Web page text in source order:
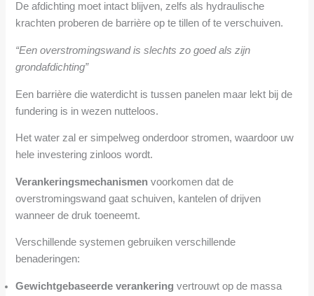
De afdichting moet intact blijven, zelfs als hydraulische
krachten proberen de barrière op te tillen of te verschuiven.
“Een overstromingswand is slechts zo goed als zijn
grondafdichting”
Een barrière die waterdicht is tussen panelen maar lekt bij de
fundering is in wezen nutteloos.
Het water zal er simpelweg onderdoor stromen, waardoor uw
hele investering zinloos wordt.
Verankeringsmechanismen voorkomen dat de
overstromingswand gaat schuiven, kantelen of drijven
wanneer de druk toeneemt.
Verschillende systemen gebruiken verschillende
benaderingen:
Gewichtgebaseerde verankering vertrouwt op de massa